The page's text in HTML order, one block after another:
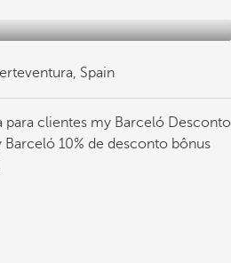
Spain
para clientes my Barceló Desconto
Barceló 10% de desconto bônus